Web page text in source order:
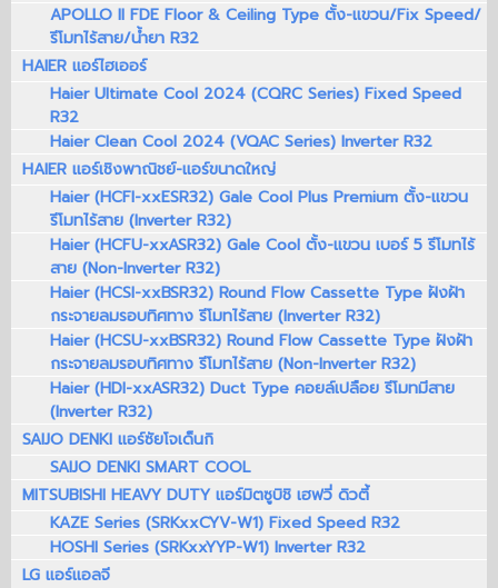
APOLLO II FDE Floor & Ceiling Type ตั้ง-แขวน/Fix Speed/
รีโมทไร้สาย/น้ำยา R32
HAIER แอร์ไฮเออร์
Haier Ultimate Cool 2024 (CQRC Series) Fixed Speed
R32
Haier Clean Cool 2024 (VQAC Series) Inverter R32
HAIER แอร์เชิงพาณิชย์-แอร์ขนาดใหญ่
Haier (HCFI-xxESR32) Gale Cool Plus Premium ตั้ง-แขวน
รีโมทไร้สาย (Inverter R32)
Haier (HCFU-xxASR32) Gale Cool ตั้ง-แขวน เบอร์ 5 รีโมทไร้
สาย (Non-Inverter R32)
Haier (HCSI-xxBSR32) Round Flow Cassette Type ฝังฝ้า
กระจายลมรอบทิศทาง รีโมทไร้สาย (Inverter R32)
Haier (HCSU-xxBSR32) Round Flow Cassette Type ฝังฝ้า
กระจายลมรอบทิศทาง รีโมทไร้สาย (Non-Inverter R32)
Haier (HDI-xxASR32) Duct Type คอยล์เปลือย รีโมทมีสาย
(Inverter R32)
SAIJO DENKI แอร์ซัยโจเด็นกิ
SAIJO DENKI SMART COOL
MITSUBISHI HEAVY DUTY แอร์มิตซูบิชิ เฮฟวี่ ดิวตี้
KAZE Series (SRKxxCYV-W1) Fixed Speed R32
HOSHI Series (SRKxxYYP-W1) Inverter R32
LG แอร์แอลจี